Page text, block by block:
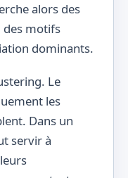
alors des
des motifs
dominants.
Le
les
Dans un
servir à